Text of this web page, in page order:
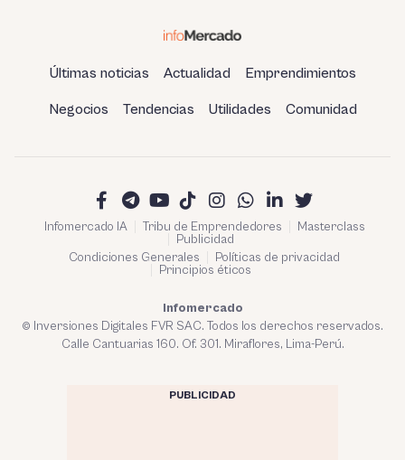
Últimas noticias Actualidad Emprendimientos
Negocios Tendencias Utilidades Comunidad
Infomercado IA Tribu de Emprendedores
Masterclass
Publicidad
Condiciones Generales
Políticas de privacidad
Principios éticos
Infomercado
© Inversiones Digitales FVR SAC. Todos los derechos reservados.
Calle Cantuarias 160. Of. 301. Miraflores, Lima-Perú.
PUBLICIDAD